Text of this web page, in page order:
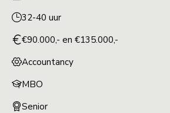
32-40 uur
€90.000,- en €135.000,-
Accountancy
MBO
Senior